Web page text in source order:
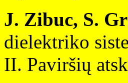
J. Zibuc, S.
dielektriko
II. Paviršių